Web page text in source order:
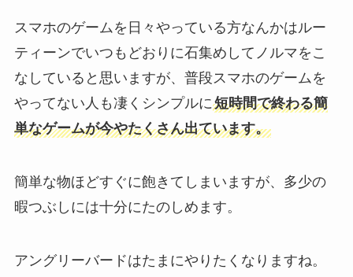
スマホのゲームを日々やっている方なんかはルー
ティーンでいつもどおりに石集めしてノルマをこ
なしていると思いますが、普段スマホのゲームを
やってない人も凄くシンプルに短時間で終わる簡
単なゲームが今やたくさん出ています。
簡単な物ほどすぐに飽きてしまいますが、多少の
暇つぶしには十分にたのしめます。
アングリーバードはたまにやりたくなりますね。